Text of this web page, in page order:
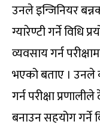
उनले इन्जिनियर
ग्यारेण्टी गर्ने विधि
व्यवसाय गर्न
भएको बताए । उनले
गर्न परीक्षा
बनाउन सहयोग गर्ने